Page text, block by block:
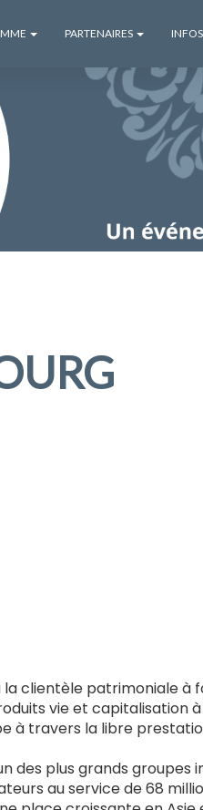
PARTENAIRES
la clientèle patrimoniale
vie et capitalisation
à travers la libre
des plus grands groupes
au service de 68